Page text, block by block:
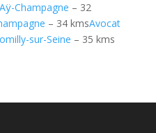
Champagne – 32
– 34 kmsAvocat
sur-Seine – 35 kms